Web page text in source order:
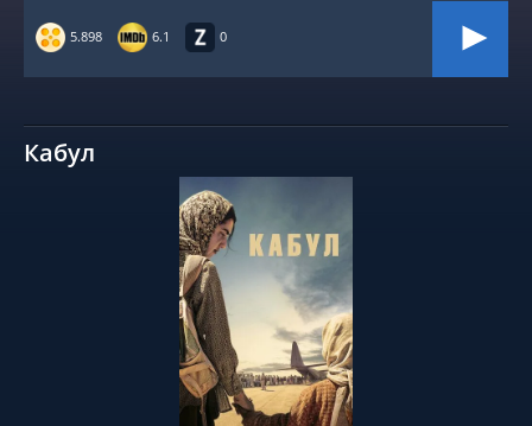
5.898 6.1 0
Кабул
СМОТРЕТЬ ОНЛАЙН